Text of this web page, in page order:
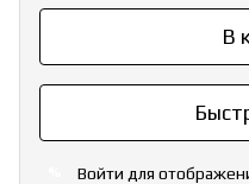
В
Войти для